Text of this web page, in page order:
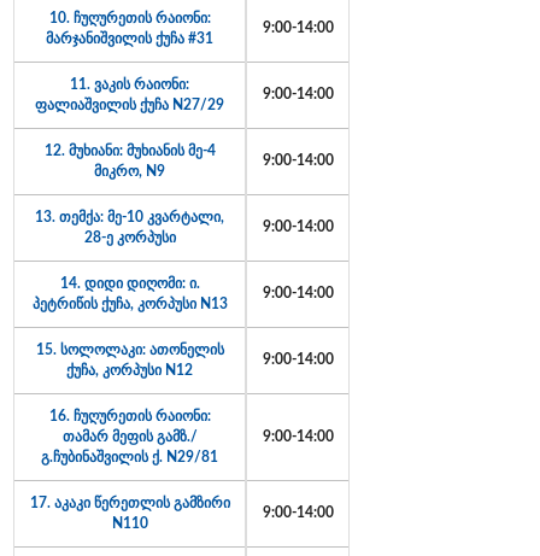
10. ჩუღურეთის რაიონი:
მარჯანიშვილის ქუჩა #31
9:00-14:00
11. ვაკის რაიონი:
ფალიაშვილის ქუჩა N27/29
9:00-14:00
12. მუხიანი: მუხიანის მე-4
მიკრო, N9
9:00-14:00
13. თემქა: მე-10 კვარტალი,
28-ე კორპუსი
9:00-14:00
14. დიდი დიღომი: ი.
პეტრიწის ქუჩა, კორპუსი N13
9:00-14:00
15. სოლოლაკი: ათონელის
ქუჩა, კორპუსი N12
9:00-14:00
16. ჩუღურეთის რაიონი:
თამარ მეფის გამზ./
გ.ჩუბინაშვილის ქ. N29/81
9:00-14:00
17. აკაკი წერეთლის გამზირი
N110
9:00-14:00